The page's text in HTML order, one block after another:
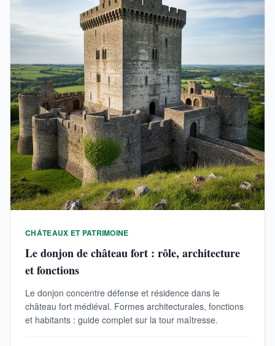
CHÂTEAUX ET PATRIMOINE
Le donjon de château fort : rôle, architecture
et fonctions
Le donjon concentre défense et résidence dans le
château fort médiéval. Formes architecturales, fonctions
et habitants : guide complet sur la tour maîtresse.